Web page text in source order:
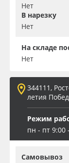
Нет
В нарезку
Нет
На складе
Нет
344111,
летия
Режим
пн - пт 9:00
Самовывоз